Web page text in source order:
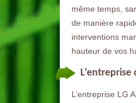
même temps,
de manière
interventions
hauteur de vos
L’entreprise LG